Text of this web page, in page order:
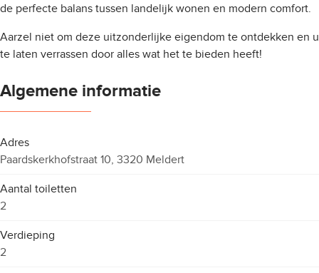
de perfecte balans tussen landelijk wonen en modern comfort.
Aarzel niet om deze uitzonderlijke eigendom te ontdekken en u
te laten verrassen door alles wat het te bieden heeft!
Algemene informatie
Adres
Paardskerkhofstraat 10, 3320 Meldert
Aantal toiletten
2
Verdieping
2